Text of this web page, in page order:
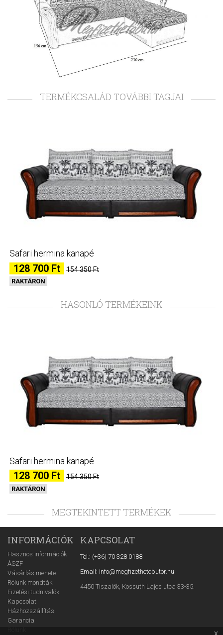
TERMÉKCSALÁD TOVÁBBI TAGJAI
Safari hermina kanapé
128 700 Ft 154 350 Ft
RAKTÁRON
HASONLÓ TERMÉKEINK
Safari hermina kanapé
128 700 Ft 154 350 Ft
RAKTÁRON
MEGTEKINTETT TERMÉKEK
x
INFORMÁCIÓK
Hasznos információk
ÁSZF
Vásárlás menete
Rólunk mondták
Fizetési tudnivalók
Kapcsolat
Házhozszállítás
Garancia
KAPCSOLAT
Tel.: (+36) 70 328 0188
Email: info@megfizethetobutor.hu
4450 Tiszalök, Kossuth Lajos utca 33-35.